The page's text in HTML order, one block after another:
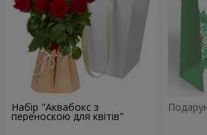
Набір "Аквабокс з
переноскою для квітів"